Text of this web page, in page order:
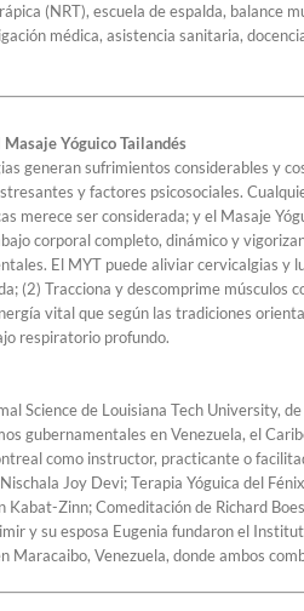
(NRT), escuela de espalda, balance
médica, asistencia sanitaria,
Yóguico Tailandés
generan sufrimientos considerables y
y factores psicosociales.
merece ser considerada; y el Masaje
corporal completo, dinámico y
El MYT puede aliviar cervicalgias y
(2) Tracciona y descomprime
vital que según las tradiciones
respiratorio profundo.
Science de Louisiana Tech University,
gubernamentales en Venezuela, el
como instructor, practicante o
Joy Devi; Terapia Yóguica del
Kabat-Zinn; Comeditación de Richard
y su esposa Eugenia fundaron el
Maracaibo, Venezuela, donde ambos